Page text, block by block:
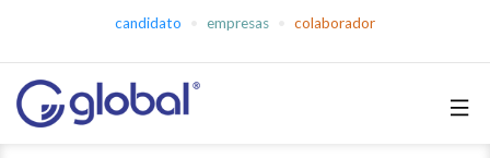
conteúdo
candidato empresas colaborador